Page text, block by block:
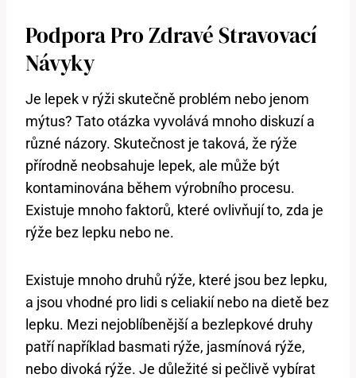
Podpora Pro Zdravé Stravovací
Návyky
Je lepek v rýži skutečně problém nebo jenom
mýtus? Tato otázka vyvolává mnoho diskuzí a
různé názory. Skutečnost je taková, že rýže
přírodně neobsahuje lepek, ale může být
kontaminována během výrobního procesu.
Existuje mnoho faktorů, které ovlivňují to, zda je
rýže bez lepku nebo ne.
Existuje mnoho druhů rýže, které jsou bez lepku,
a jsou vhodné pro lidi s celiakií nebo na dietě bez
lepku. Mezi nejoblíbenější a bezlepkové druhy
patří například basmati rýže, jasmínová rýže,
nebo divoká rýže. Je důležité si pečlivě vybírat